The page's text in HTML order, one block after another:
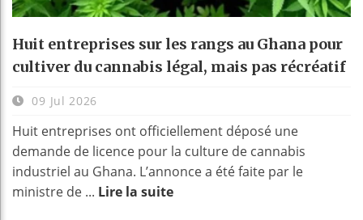
Huit entreprises sur les rangs au Ghana pour
cultiver du cannabis légal, mais pas récréatif
09 Jul 2026
Huit entreprises ont officiellement déposé une
demande de licence pour la culture de cannabis
industriel au Ghana. L’annonce a été faite par le
ministre de ... Lire la suite